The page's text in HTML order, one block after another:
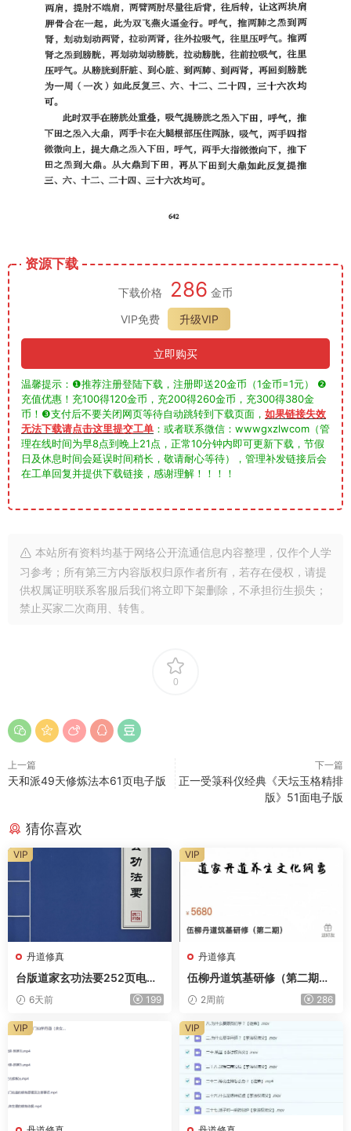
资源下载
下载价格 286 金币
VIP免费
升级VIP
立即购买
温馨提示：❶推荐注册登陆下载，注册即送20金币（1金币=1元） ❷
充值优惠！充100得120金币，充200得260金币，充300得380金
币！❸支付后不要关闭网页等待自动跳转到下载页面， 如果链接失效
无法下载请点击这里提交工单 ：或者联系微信：wwwgxzlwcom（管
理在线时间为早8点到晚上21点，正常10分钟内即可更新下载，节假
日及休息时间会延误时间稍长，敬请耐心等待），管理补发链接后会
在工单回复并提供下载链接，感谢理解！！！！
本站所有资料均基于网络公开流通信息内容整理，仅作个人学
习参考；所有第三方内容版权归原作者所有，若存在侵权，请提
供权属证明联系客服后我们将立即下架删除，不承担衍生损失；
禁止买家二次商用、转售。
0
上一篇
天和派49天修炼法本61页电子版
下一篇
正一受箓科仪经典《天坛玉格精排
版》51面电子版
猜你喜欢
丹道修真
台版道家玄功法要252页电子
版 6天前 199
VIP
丹道修真
伍柳丹道筑基研修（第二期）
全74讲视频
2周前 286
VIP
VIP VIP